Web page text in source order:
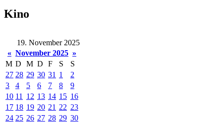
Kino
19. November 2025
« November 2025 »
M D M D F S
S
27 28 29 30 31 1
2
3
4 5 6 7 8
9
10 11 12 13 14 15 16
17 18 19 20 21 22 23
24 25 26 27 28 29 30